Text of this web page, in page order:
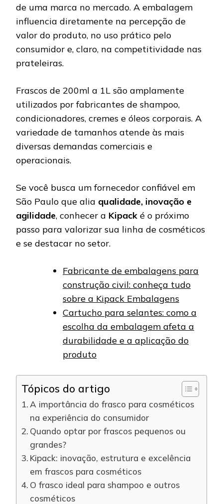
de uma marca no mercado. A embalagem
influencia diretamente na percepção de
valor do produto, no uso prático pelo
consumidor e, claro, na competitividade nas
prateleiras.
Frascos de 200ml a 1L são amplamente
utilizados por fabricantes de shampoo,
condicionadores, cremes e óleos corporais. A
variedade de tamanhos atende às mais
diversas demandas comerciais e
operacionais.
Se você busca um fornecedor confiável em
São Paulo que alia qualidade, inovação e
agilidade, conhecer a Kipack é o próximo
passo para valorizar sua linha de cosméticos
e se destacar no setor.
Fabricante de embalagens para
construção civil: conheça tudo
sobre a Kipack Embalagens
Cartucho para selantes: como a
escolha da embalagem afeta a
durabilidade e a aplicação do
produto
Tópicos do artigo
A importância do frasco para cosméticos
na experiência do consumidor
Quando optar por frascos pequenos ou
grandes?
Kipack: inovação, estrutura e excelência
em frascos para cosméticos
O frasco ideal para shampoo e outros
cosméticos